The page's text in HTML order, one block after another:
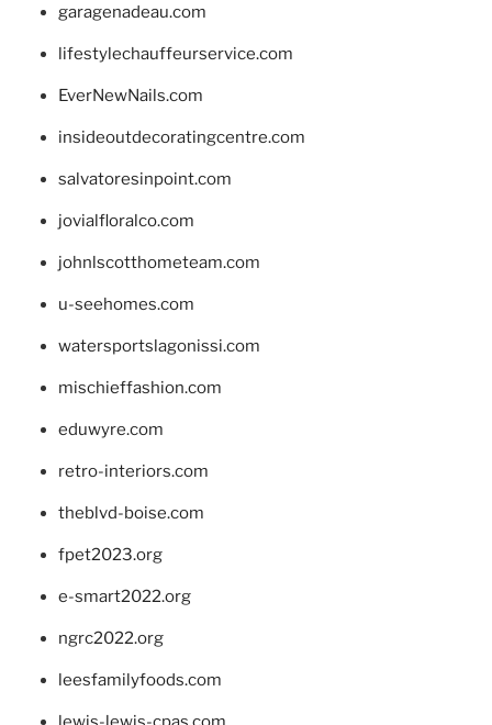
garagenadeau.com
lifestylechauffeurservice.com
EverNewNails.com
insideoutdecoratingcentre.com
salvatoresinpoint.com
jovialfloralco.com
johnlscotthometeam.com
u-seehomes.com
watersportslagonissi.com
mischieffashion.com
eduwyre.com
retro-interiors.com
theblvd-boise.com
fpet2023.org
e-smart2022.org
ngrc2022.org
leesfamilyfoods.com